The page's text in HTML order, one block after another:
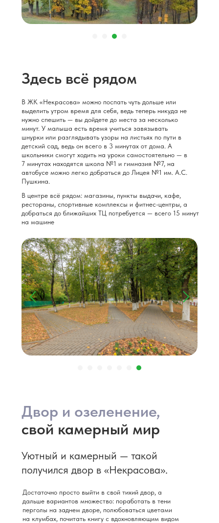
В ЖК «Некрасова» можно поспать чуть дольше или
выделить утром время для себя, ведь теперь никуда не
нужно спешить — вы дойдете до места за несколько
минут. У малыша есть время учиться завязывать
шнурки или разглядывать узоры на листьях по пути в
детский сад, ведь он всего в 3 минутах от дома. А
школьники смогут ходить на уроки самостоятельно — в
7 минутах находятся школа №1 и гимназия №7, на
автобусе можно легко добраться до Лицея №1 им. А.С.
Пушкина.
В центре всё рядом: магазины, пункты выдачи, кафе,
рестораны, спортивные комплексы и фитнес-центры, а
добраться до ближайших ТЦ потребуется — всего 15 минут
на машине
Здесь всё рядом
Уютный и камерный — такой
получился двор в «Некрасова».
Достаточно просто выйти в свой тихий двор, а
дальше вариантов множество: поработать в тени
перголы на заднем дворе, полюбоваться цветами
на клумбах, почитать книгу с вдохновляющим видом
Двор и озеленение,
свой камерный мир